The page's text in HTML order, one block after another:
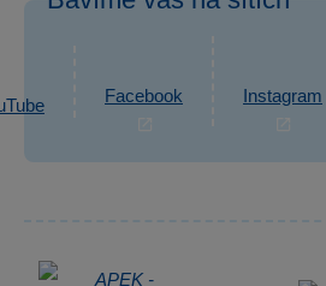
Reklamace
Informace o zpracování osobních údajů
eshop@sparkys.cz
Napsat zprávu
Facebook Instagram